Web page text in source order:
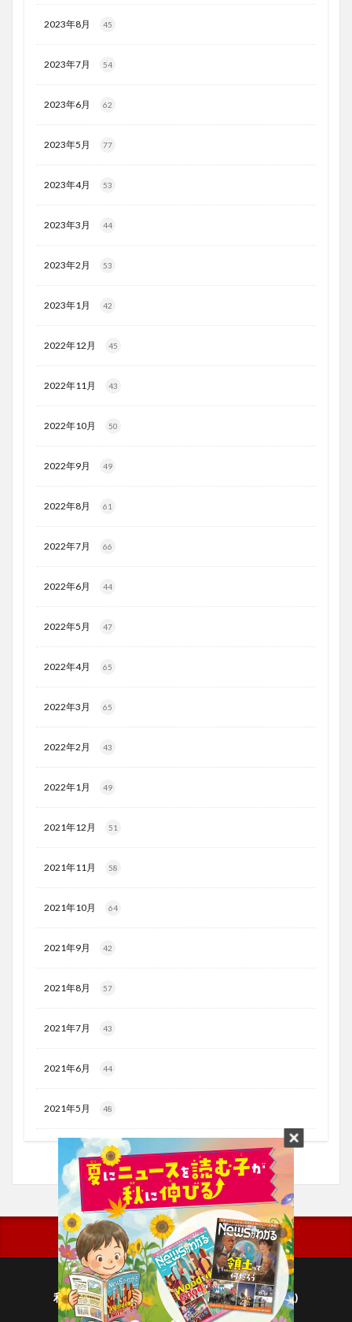
2023年8月 45
2023年7月 54
2023年6月 62
2023年5月 77
2023年4月 53
2023年3月 44
2023年2月 53
2023年1月 42
2022年12月 45
2022年11月 43
2022年10月 50
2022年9月 49
2022年8月 61
2022年7月 66
2022年6月 44
2022年5月 47
2022年4月 65
2022年3月 65
2022年2月 43
2022年1月 49
2021年12月 51
2021年11月 58
2021年10月 64
2021年9月 42
2021年8月 57
2021年7月 43
2021年6月 44
2021年5月 48
利用規約
プライバシーポリシー(毎日新聞出版)
個人情報について(毎日新聞社)